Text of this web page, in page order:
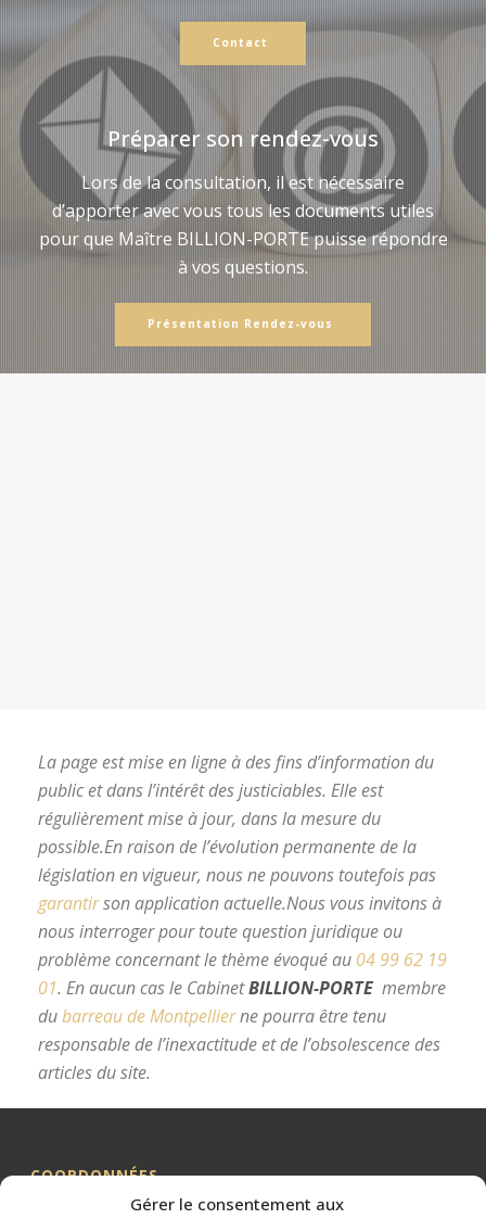
Gérer le consentement aux
Contact
Préparer son rendez-vous
Lors de la consultation, il est nécessaire
d’apporter avec vous tous les documents utiles
pour que Maître BILLION-PORTE puisse répondre
à vos questions.
Présentation Rendez-vous
La page est mise en ligne à des fins d’information du
public et dans l’intérêt des justiciables. Elle est
régulièrement mise à jour, dans la mesure du
possible.En raison de l’évolution permanente de la
législation en vigueur, nous ne pouvons toutefois pas
garantirson application actuelle.Nous vous invitons à
nous interroger pour toute question juridique ou
problème concernant le thème évoqué au 04 99 62 19
01. En aucun cas le CabinetBILLION-PORTE membre
dubarreau de Montpellierne pourra être tenu
responsable de l’inexactitude et de l’obsolescence des
articles du site.
COORDONNÉES
Me BILLION-PORTE